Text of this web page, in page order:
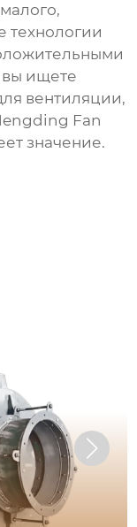
технологии
ищете
вентиляции,
Fan
значение.